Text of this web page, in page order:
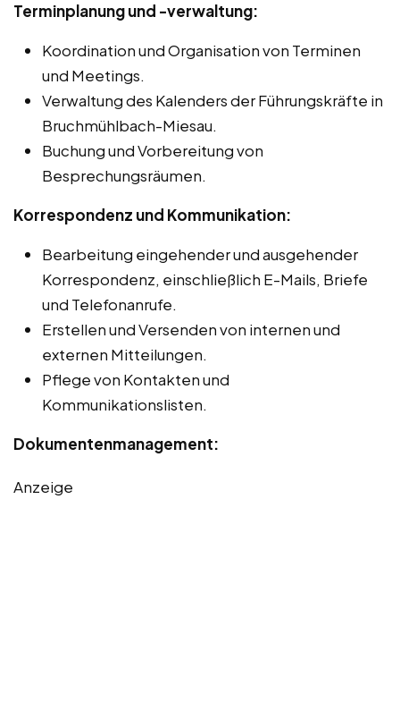
Terminplanung und -verwaltung:
Koordination und Organisation von Terminen
und Meetings.
Verwaltung des Kalenders der Führungskräfte in
Bruchmühlbach-Miesau.
Buchung und Vorbereitung von
Besprechungsräumen.
Korrespondenz und Kommunikation:
Bearbeitung eingehender und ausgehender
Korrespondenz, einschließlich E-Mails, Briefe
und Telefonanrufe.
Erstellen und Versenden von internen und
externen Mitteilungen.
Pflege von Kontakten und
Kommunikationslisten.
Dokumentenmanagement:
Anzeige